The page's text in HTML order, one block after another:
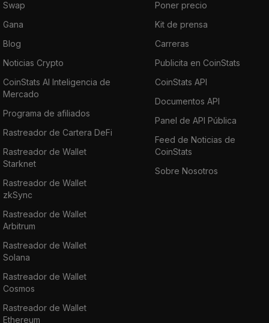
Swap
Gana
Blog
Noticias Crypto
CoinStats AI Inteligencia de
Mercado
Programa de afiliados
Rastreador de Cartera DeFi
Rastreador de Wallet
Starknet
Rastreador de Wallet
zkSync
Rastreador de Wallet
Arbitrum
Rastreador de Wallet
Solana
Rastreador de Wallet
Cosmos
Rastreador de Wallet
Ethereum
Poner precio
Kit de prensa
Carreras
Publicita en CoinStats
CoinStats API
Documentos API
Panel de API Pública
Feed de Noticias de
CoinStats
Sobre Nosotros